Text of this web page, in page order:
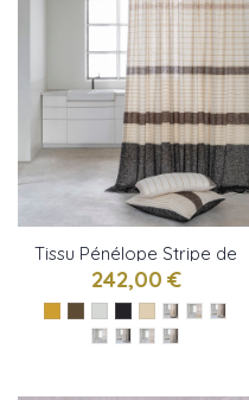
Tissu Pénélope Stripe de
Bisson Bruneel
242,00 €